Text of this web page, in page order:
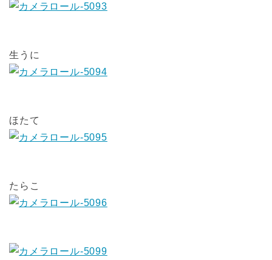
生うに
ほたて
たらこ